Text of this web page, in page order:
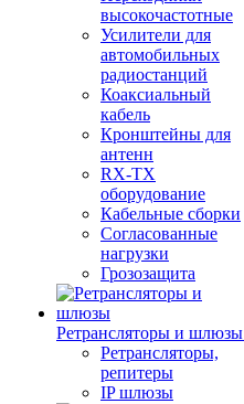
высокочастотные
Усилители для
автомобильных
радиостанций
Коаксиальный
кабель
Кронштейны для
антенн
RX-TX
оборудование
Кабельные сборки
Согласованные
нагрузки
Грозозащита
Ретрансляторы и шлюзы
Ретрансляторы,
репитеры
IP шлюзы